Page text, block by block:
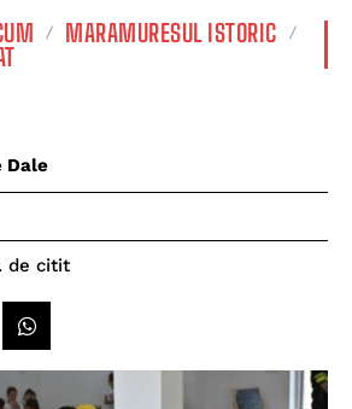
MARAMURESUL ISTORIC
Dale
de citit